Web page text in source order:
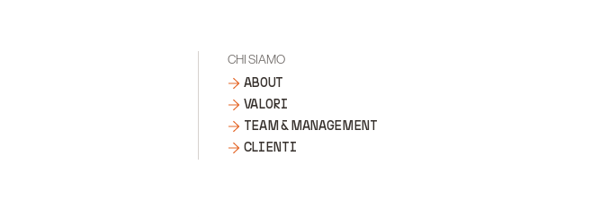
CHI SIAMO
ABOUT
VALORI
TEAM & MANAGEMENT
CLIENTI